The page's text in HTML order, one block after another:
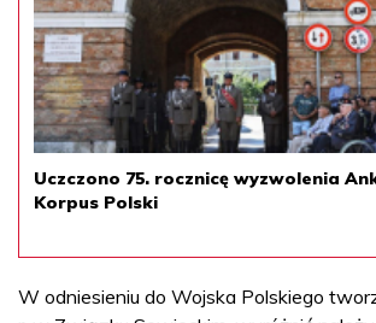
Uczczono 75. rocznicę wyzwolenia
Korpus Polski
W odniesieniu do Wojska Polskiego